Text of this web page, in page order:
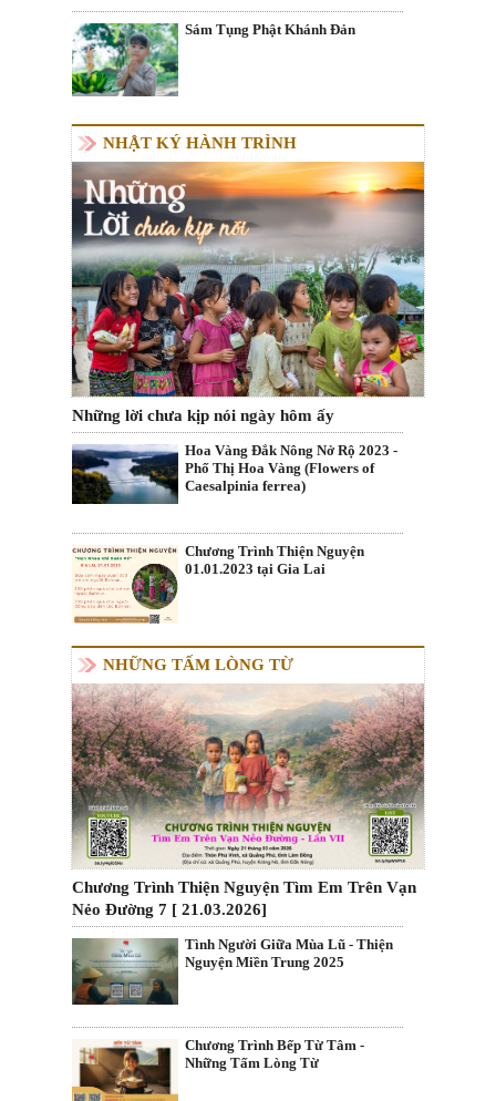
Sám Tụng Phật Khánh Đản
NHẬT KÝ HÀNH TRÌNH
Những lời chưa kịp nói ngày hôm ấy
Hoa Vàng Đắk Nông Nở Rộ 2023 -
Phố Thị Hoa Vàng (Flowers of
Caesalpinia ferrea)
Chương Trình Thiện Nguyện
01.01.2023 tại Gia Lai
NHỮNG TẤM LÒNG TỪ
Chương Trình Thiện Nguyện Tìm Em Trên Vạn
Nẻo Đường 7 [ 21.03.2026]
Tình Người Giữa Mùa Lũ - Thiện
Nguyện Miền Trung 2025
Chương Trình Bếp Từ Tâm -
Những Tấm Lòng Từ